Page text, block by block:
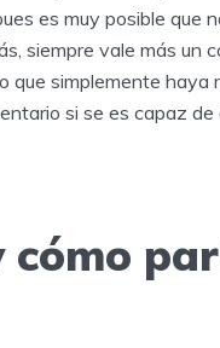
es muy posible
siempre vale más
que simplemente haya
si se es capaz
cómo